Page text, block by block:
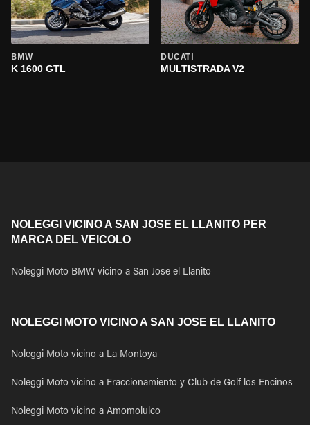
BMW
K 1600 GTL
DUCATI
MULTISTRADA V2
NOLEGGI VICINO A SAN JOSE EL LLANITO PER
MARCA DEL VEICOLO
Noleggi Moto BMW vicino a San Jose el Llanito
NOLEGGI MOTO VICINO A SAN JOSE EL LLANITO
Noleggi Moto vicino a La Montoya
Noleggi Moto vicino a Fraccionamiento y Club de Golf los Encinos
Noleggi Moto vicino a Amomolulco